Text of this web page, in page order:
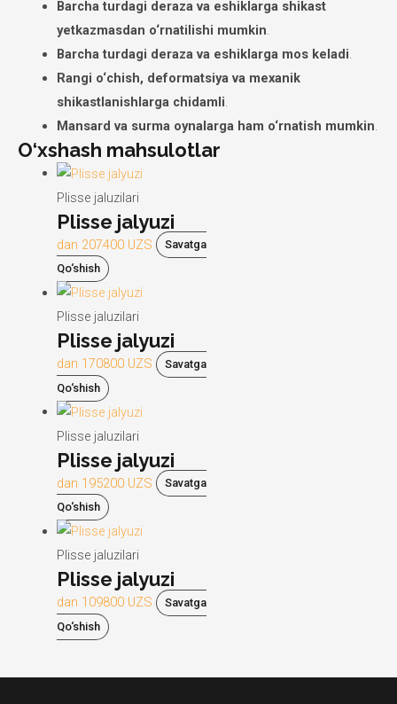
Barcha turdagi deraza va eshiklarga shikast
yetkazmasdan o‘rnatilishi mumkin.
Barcha turdagi deraza va eshiklarga mos keladi.
Rangi o‘chish, deformatsiya va mexanik
shikastlanishlarga chidamli.
Mansard va surma oynalarga ham o‘rnatish mumkin.
O‘xshash mahsulotlar
Plisse jaluzilari
Plisse jalyuzi
dan 207400 UZS
Savatga
Qo‘shish
Plisse jaluzilari
Plisse jalyuzi
dan 170800 UZS
Savatga
Qo‘shish
Plisse jaluzilari
Plisse jalyuzi
dan 195200 UZS
Savatga
Qo‘shish
Plisse jaluzilari
Plisse jalyuzi
dan 109800 UZS
Savatga
Qo‘shish